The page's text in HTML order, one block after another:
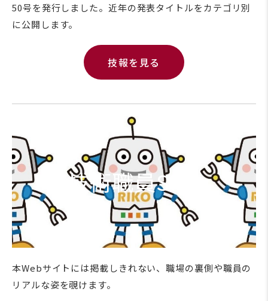
50号を発行しました。近年の発表タイトルをカテゴリ別
に公開します。
技報を見る
技術職員SNS
本Webサイトには掲載しきれない、職場の裏側や職員の
リアルな姿を覗けます。